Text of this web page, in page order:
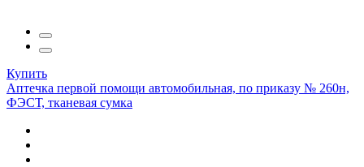
Купить
Аптечка первой помощи автомобильная, по приказу № 260н,
ФЭСТ, тканевая сумка